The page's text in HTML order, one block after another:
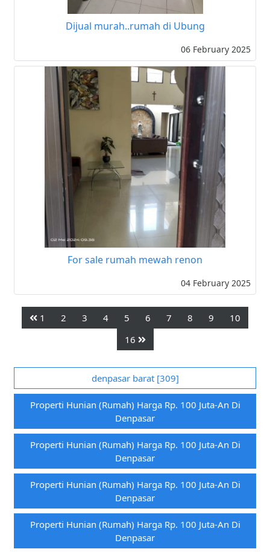
Dijual murah..rumah di Ubung
06 February 2025
For sale rumah mewah renon
04 February 2025
1 2 3 4 5 6 7 8 9
10
16
denpasar barat [309]
Properti Hunian (rumah) Harga Rp. 100 Juta-An Di
Denpasar
Properti Hunian (rumah) Harga Rp. 100 Juta-An Di
Denpasar
Properti Hunian (rumah) Harga Rp. 100 Juta-An Di
Denpasar
Properti Hunian (rumah) Harga Rp. 100 Juta-An Di
Denpasar